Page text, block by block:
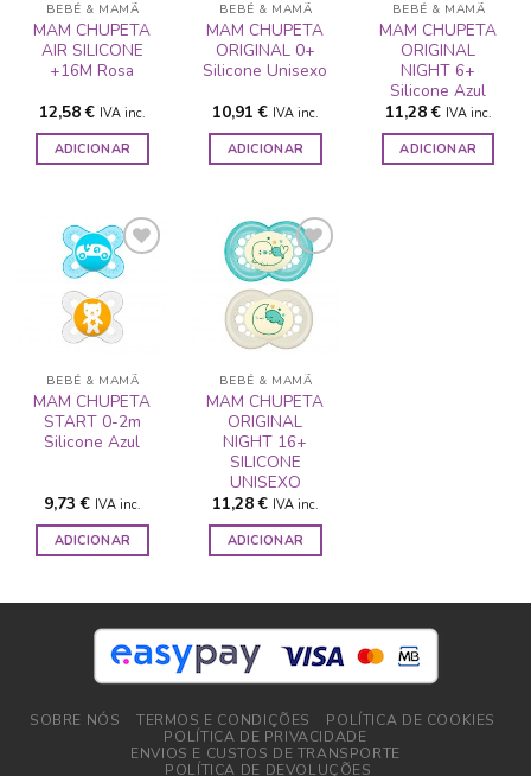
BEBÉ & MAMÃ
MAM CHUPETA
AIR SILICONE
+16M Rosa
12,58€ IVA inc.
ADICIONAR
BEBÉ & MAMÃ
MAM CHUPETA
ORIGINAL 0+
Silicone Unisexo
10,91€ IVA inc.
ADICIONAR
BEBÉ & MAMÃ
MAM CHUPETA
ORIGINAL
NIGHT 6+
Silicone Azul
11,28€ IVA inc.
ADICIONAR
ADICIONAR
A LISTA DE
BEBÉ & MAMÃ
MAM CHUPETA
START 0-2m
Silicone Azul
9,73€ IVA inc.
ADICIONAR
ADICIONAR
A LISTA DE
BEBÉ & MAMÃ
MAM CHUPETA
ORIGINAL
NIGHT 16+
SILICONE
UNISEXO
11,28€ IVA inc.
ADICIONAR
SOBRE NÓS TERMOS E CONDIÇÕES
POLÍTICA DE COOKIES
POLÍTICA DE PRIVACIDADE
ENVIOS E CUSTOS DE TRANSPORTE
POLÍTICA DE DEVOLUÇÕES